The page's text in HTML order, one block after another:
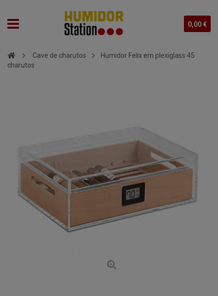
0,00 €
Cave de charutos
Humidor Felix em plexiglass 45
charutos